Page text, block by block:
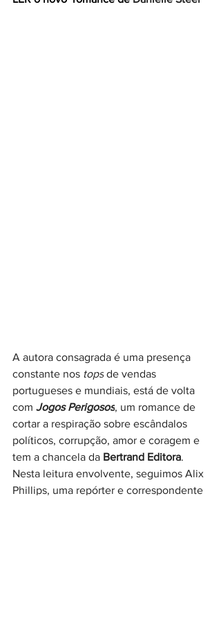
A autora consagrada é uma presença
constante nos tops de vendas
portugueses e mundiais, está de volta
com Jogos Perigosos, um romance de
cortar a respiração sobre escândalos
políticos, corrupção, amor e coragem e
tem a chancela da Bertrand Editora.
Nesta leitura envolvente, seguimos Alix
Phillips, uma repórter e correspondente